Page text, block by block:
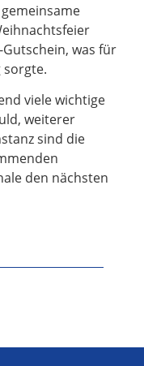
was für
sorgte.
viele wichtige
weiterer
sind die
den nächsten